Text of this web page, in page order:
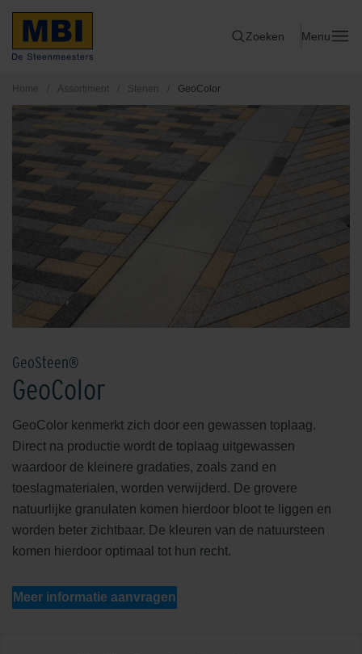
Zoeken Menu
Home / Assortiment / Stenen / GeoColor
GeoSteen®
GeoColor
GeoColor kenmerkt zich door een gewassen toplaag.
Direct na productie wordt de toplaag uitgewassen
waardoor de kleinere gradaties, zoals zand en
toeslagmaterialen, worden verwijderd. De grovere
natuurlijke granulaten komen hierdoor bloot te liggen en
worden beter zichtbaar. De kleuren van de natuursteen
komen hierdoor optimaal tot hun recht.
Meer informatie aanvragen